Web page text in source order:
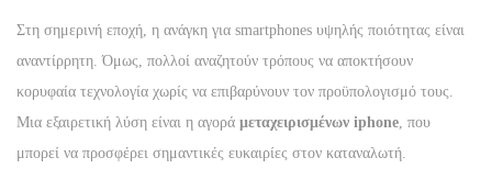
i
g
a
t
i
t
e
n
t
s
t
e
d
o
s
t
e
d
i
Στη σημερινή εποχή, η ανάγκη για smartphones υψηλής ποιότητας είναι
αναντίρρητη. Όμως, πολλοί αναζητούν τρόπους να αποκτήσουν
κορυφαία τεχνολογία χωρίς να επιβαρύνουν τον προϋπολογισμό τους.
Μια εξαιρετική λύση είναι η αγορά μεταχειρισμένων iphone, που
μπορεί να προσφέρει σημαντικές ευκαιρίες στον καταναλωτή.